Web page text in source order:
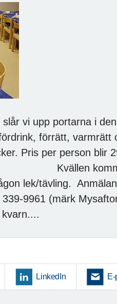
vi upp portarna i
förrätt, varmrätt
Pris per person
också att
lek/tävling.
339-9961 (märk
LinkedIn